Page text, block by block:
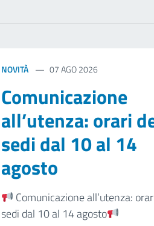
NOVITÀ 07 AGO 2026
Comunicazione
all’utenza: orari
sedi dal 10 al 14
agosto
Comunicazione all’utenza:
sedi dal 10 al 14 agosto